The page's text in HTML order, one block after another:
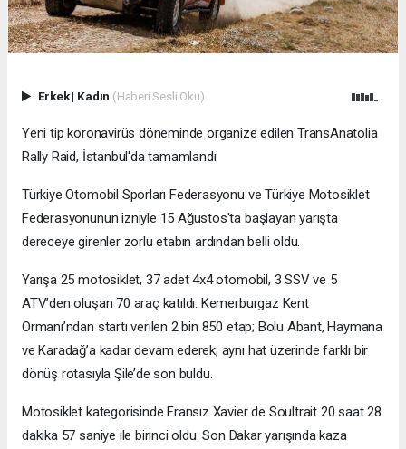
Erkek| Kadın (Haberi Sesli Oku)
Yeni tip koronavirüs döneminde organize edilen TransAnatolia
Rally Raid, İstanbul'da tamamlandı.
Türkiye Otomobil Sporları Federasyonu ve Türkiye Motosiklet
Federasyonunun izniyle 15 Ağustos'ta başlayan yarışta
dereceye girenler zorlu etabın ardından belli oldu.
Yarışa 25 motosiklet, 37 adet 4x4 otomobil, 3 SSV ve 5
ATV’den oluşan 70 araç katıldı. Kemerburgaz Kent
Ormanı’ndan startı verilen 2 bin 850 etap; Bolu Abant, Haymana
ve Karadağ’a kadar devam ederek, aynı hat üzerinde farklı bir
dönüş rotasıyla Şile’de son buldu.
Motosiklet kategorisinde Fransız Xavier de Soultrait 20 saat 28
dakika 57 saniye ile birinci oldu. Son Dakar yarışında kaza